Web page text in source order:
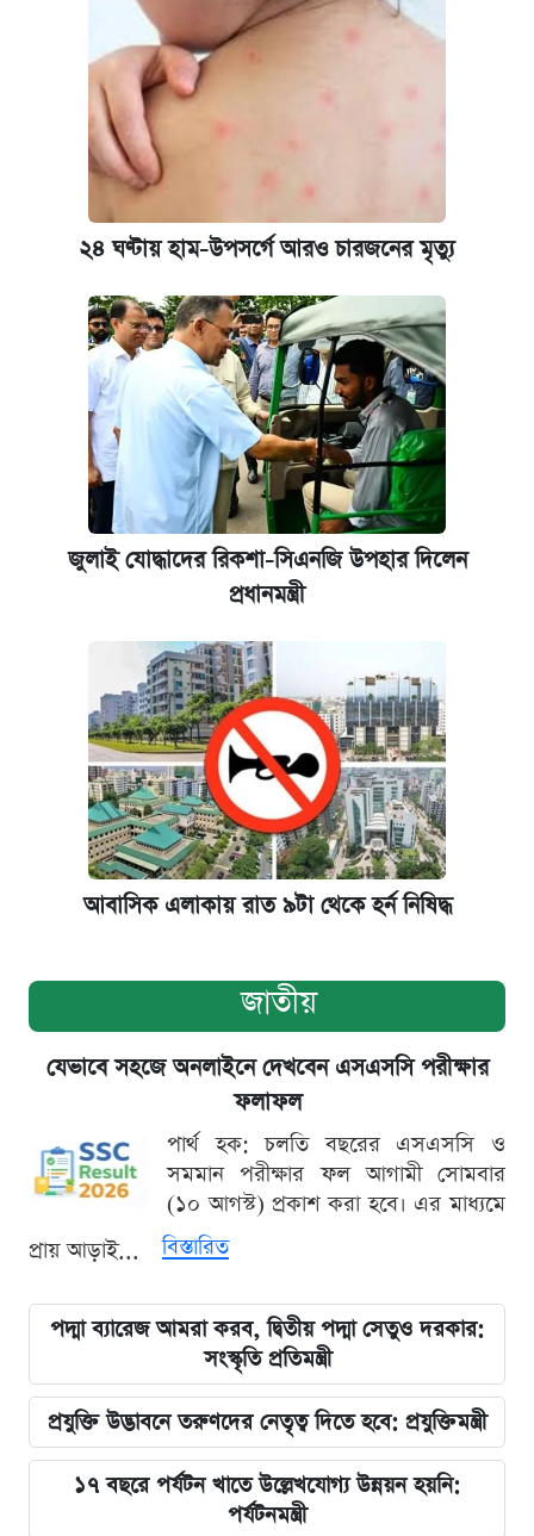
২৪ ঘণ্টায় হাম-উপসর্গে আরও চারজনের মৃত্যু
জুলাই যোদ্ধাদের রিকশা-সিএনজি উপহার দিলেন
প্রধানমন্ত্রী
আবাসিক এলাকায় রাত ৯টা থেকে হর্ন নিষিদ্ধ
জাতীয়
যেভাবে সহজে অনলাইনে দেখবেন এসএসসি পরীক্ষার
ফলাফল
পার্থ হক: চলতি বছরের এসএসসি ও
সমমান পরীক্ষার ফল আগামী সোমবার
(১০ আগস্ট) প্রকাশ করা হবে। এর মাধ্যমে
প্রায় আড়াই...
বিস্তারিত
পদ্মা ব্যারেজ আমরা করব, দ্বিতীয় পদ্মা সেতুও দরকার:
সংস্কৃতি প্রতিমন্ত্রী
প্রযুক্তি উদ্ভাবনে তরুণদের নেতৃত্ব দিতে হবে: প্রযুক্তিমন্ত্রী
১৭ বছরে পর্যটন খাতে উল্লেখযোগ্য উন্নয়ন হয়নি:
পর্যটনমন্ত্রী